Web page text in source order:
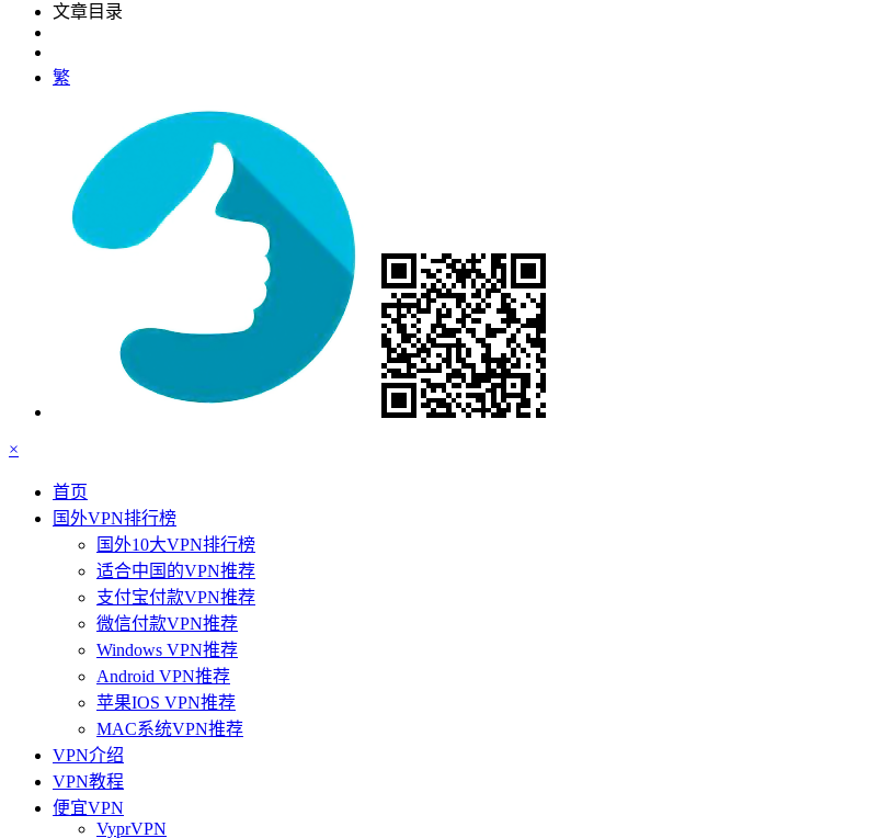
文章目录
繁
×
首页
国外VPN排行榜
国外10大VPN排行榜
适合中国的VPN推荐
支付宝付款VPN推荐
微信付款VPN推荐
Windows VPN推荐
Android VPN推荐
苹果IOS VPN推荐
MAC系统VPN推荐
VPN介绍
VPN教程
便宜VPN
VyprVPN